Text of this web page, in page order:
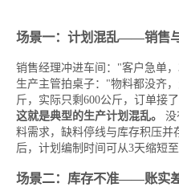
场景一：计划混乱——销售
销售经理冲进车间："客户急单
生产主管拍桌子："物料都没齐
斤，实际只剩600公斤，订单接
这就是典型的生产计划混乱。
没
料需求，缺料停线与库存积压并
后，计划编制时间可从3天缩短至
场景二：库存不准——账实